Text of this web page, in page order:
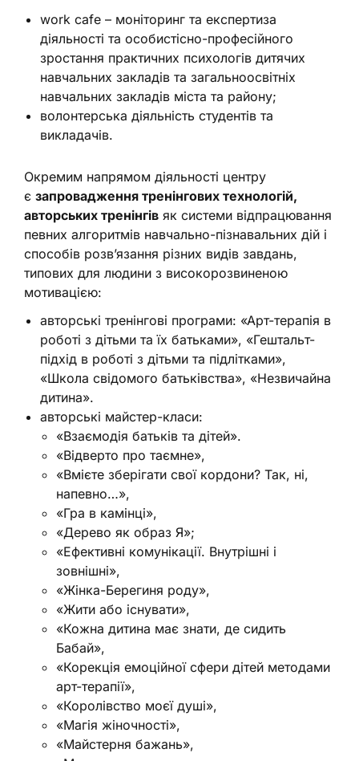
work cafe – моніторинг та експертиза
діяльності та особистісно-професійного
зростання практичних психологів дитячих
навчальних закладів та загальноосвітніх
навчальних закладів міста та району;
волонтерська діяльність студентів та
викладачів.
Окремим напрямом діяльності центру
є запровадження тренінгових технологій,
авторських тренінгів як системи відпрацювання
певних алгоритмів навчально-пізнавальних дій і
способів розв’язання різних видів завдань,
типових для людини з високорозвиненою
мотивацією:
авторські тренінгові програми: «Арт-терапія в
роботі з дітьми та їх батьками», «Гештальт-
підхід в роботі з дітьми та підлітками»,
«Школа свідомого батьківства», «Незвичайна
дитина».
авторські майстер-класи:
«Взаємодія батьків та дітей».
«Відверто про таємне»,
«Вмієте зберігати свої кордони? Так, ні,
напевно…»,
«Гра в камінці»,
«Дерево як образ Я»;
«Ефективні комунікації. Внутрішні і
зовнішні»,
«Жінка-Берегиня роду»,
«Жити або існувати»,
«Кожна дитина має знати, де сидить
Бабай»,
«Корекція емоційної сфери дітей методами
арт-терапії»,
«Королівство моєї душі»,
«Магія жіночності»,
«Майстерня бажань»,